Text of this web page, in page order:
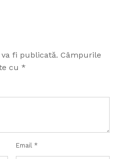
fi publicată. Câmpurile
cu *
Email *